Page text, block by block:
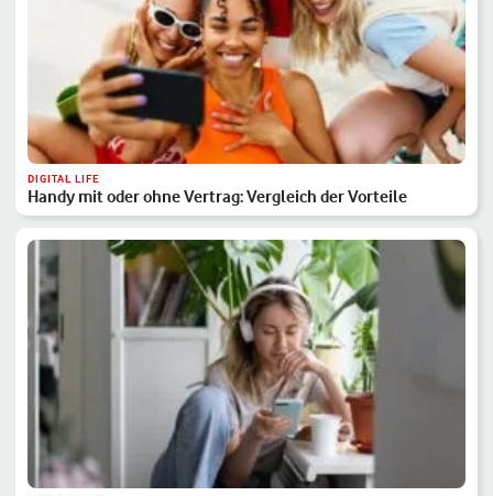
DIGITAL LIFE
Handy mit oder ohne Vertrag: Vergleich der Vorteile